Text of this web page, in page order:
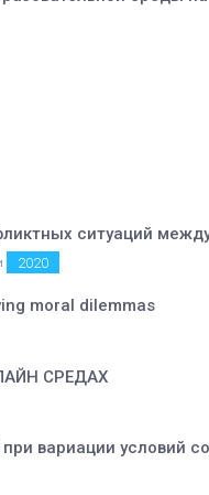
ситуаций
2020
moral dilemmas
СРЕДАХ
вариации условий